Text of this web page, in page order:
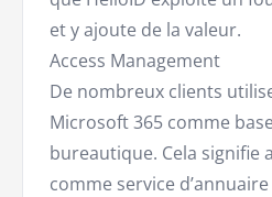
et y ajoute de la valeur.
Access Management
De nombreux clients
Microsoft 365 comme
bureautique. Cela signifie
comme service d’annuaire